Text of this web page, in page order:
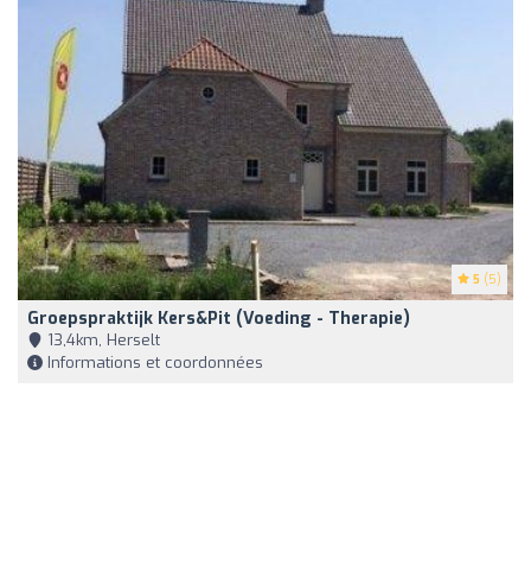
5 (5)
Groepspraktijk Kers&Pit (voeding - Therapie)
13,4km, Herselt
Informations et coordonnées